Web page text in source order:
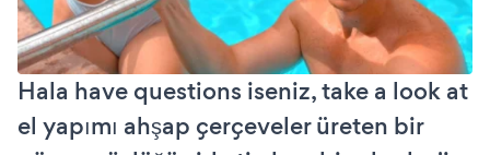
Hala have questions iseniz, take a look at
el yapımı ahşap çerçeveler üreten bir